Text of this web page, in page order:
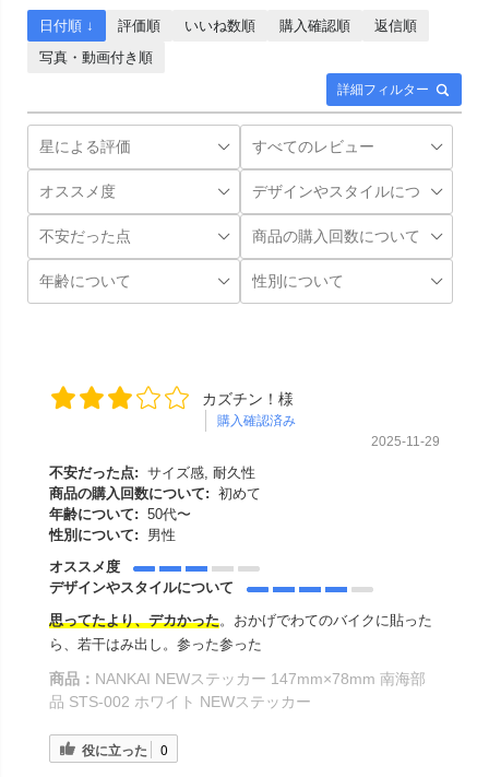
詳細フィルター
日付順 ↓ 評価順 いいね数順 購入確認順
返信順
写真・動画付き順
カズチン！様
購入確認済み
2025-11-29
不安だった点: サイズ感, 耐久性
商品の購入回数について: 初めて
年齢について: 50代〜
性別について:
男性
オススメ度
デザインやスタイルについて
思ってたより、デカかった。おかげでわてのバイクに貼った
ら、若干はみ出し。参った参った
商品： NANKAI NEWステッカー 147mm×78mm 南海部
品 STS-002 ホワイト NEWステッカー
役に立った 0